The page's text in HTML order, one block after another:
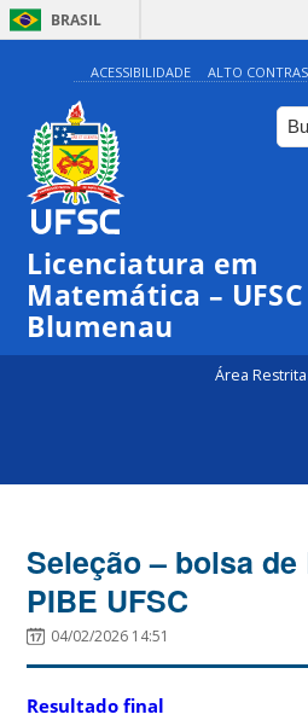
BRASIL
ACESSIBILIDADE ALTO
Licenciatura em
Matemática – UFSC
Blumenau
Área Restrita
Seleção – bolsa
PIBE UFSC
04/02/2026 14:51
Resultado final